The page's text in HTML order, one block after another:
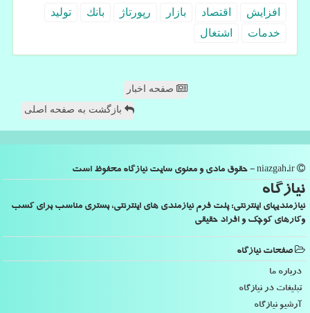
افزایش اقتصاد بازار رپورتاژ بانك
تولید
خدمات
اشتغال
صفحه اخبار
بازگشت به صفحه اصلی
نیازگاه
نیازمندیهای اینترنتی: پلت فرم نیازمندی های اینترنتی، بستری مناسب برای کسب
وکارهای کوچک و افراد حقیقی
صفحات نیازگاه
درباره ما
تبلیغات در نیازگاه
آرشیو نیازگاه